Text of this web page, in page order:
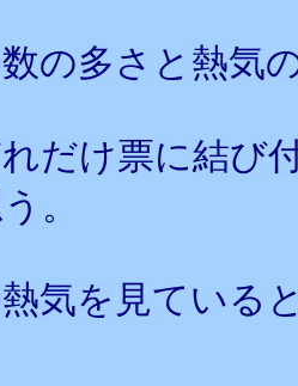
の多さと熱気
だけ票に結び
。
気を見ている